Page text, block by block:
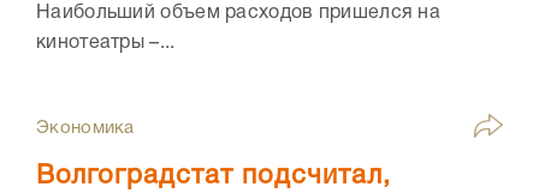
Наибольший объем расходов пришелся на
кинотеатры –...
Экономика
Волгоградстат подсчитал,